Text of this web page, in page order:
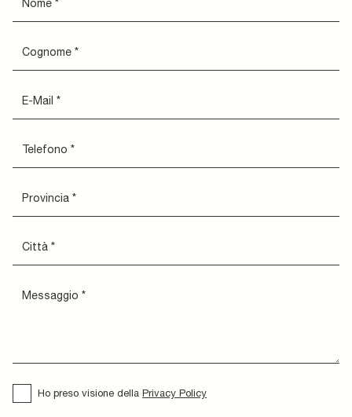
Ho preso visione della Privacy Policy